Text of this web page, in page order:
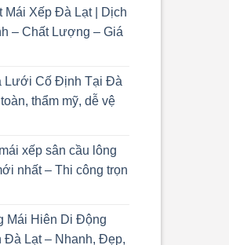
Mái Xếp Đà Lạt | Dịch
– Chất Lượng – Giá
Lưới Cố Định Tại Đà
thẩm mỹ, dễ vệ
xếp sân cầu lông
nhất – Thi công trọn
Mái Hiên Di Động
Đà Lạt – Nhanh, Đẹp,